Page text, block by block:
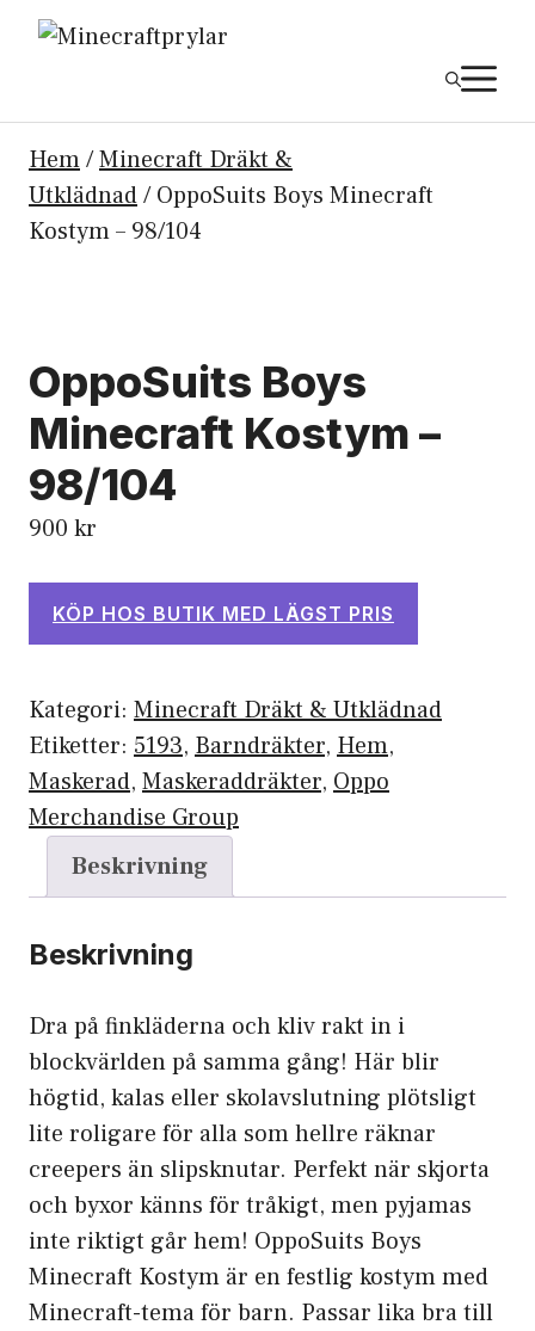
Hoppa
Hem/Minecraft Dräkt &
Utklädnad/ OppoSuits Boys Minecraft
Kostym – 98/104
OppoSuits Boys
Minecraft Kostym –
98/104
900 kr
KÖP HOS BUTIK MED LÄGST PRIS
Kategori: Minecraft Dräkt & Utklädnad
Etiketter: 5193, Barndräkter, Hem,
Maskerad, Maskeraddräkter, Oppo
Merchandise Group
Beskrivning
Beskrivning
Dra på finkläderna och kliv rakt in i
blockvärlden på samma gång! Här blir
högtid, kalas eller skolavslutning plötsligt
lite roligare för alla som hellre räknar
creepers än slipsknutar. Perfekt när skjorta
och byxor känns för tråkigt, men pyjamas
inte riktigt går hem! OppoSuits Boys
Minecraft Kostym är en festlig kostym med
Minecraft-tema för barn. Passar lika bra till